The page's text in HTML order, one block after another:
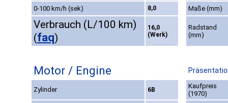
0-100 km/h (sek)
8,0 Maße (mm)
Verbrauch (L/100 km)
(faq)
16,0
(Werk)
Radstand
(mm)
Motor / Engine
Zylinder 6B
Kaufpreis
(1970)